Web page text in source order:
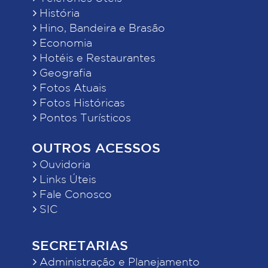
História
Hino, Bandeira e Brasão
Economia
Hotéis e Restaurantes
Geografia
Fotos Atuais
Fotos Históricas
Pontos Turísticos
OUTROS ACESSOS
Ouvidoria
Links Úteis
Fale Conosco
SIC
SECRETARIAS
Administração e Planejamento